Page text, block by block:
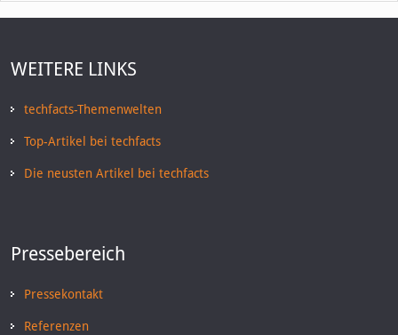
WEITERE LINKS
techfacts-Themenwelten
Top-Artikel bei techfacts
Die neusten Artikel bei techfacts
Pressebereich
Pressekontakt
Referenzen